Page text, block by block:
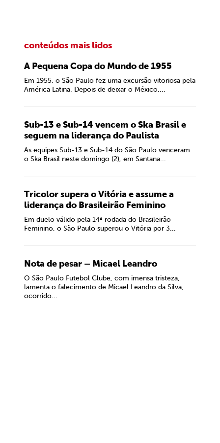
conteúdos mais lidos
A Pequena Copa do Mundo de 1955
Em 1955, o São Paulo fez uma excursão vitoriosa pela
América Latina. Depois de deixar o México,...
Sub-13 e Sub-14 vencem o Ska Brasil e
seguem na liderança do Paulista
As equipes Sub-13 e Sub-14 do São Paulo venceram
o Ska Brasil neste domingo (2), em Santana...
Tricolor supera o Vitória e assume a
liderança do Brasileirão Feminino
Em duelo válido pela 14ª rodada do Brasileirão
Feminino, o São Paulo superou o Vitória por 3...
Nota de pesar – Micael Leandro
O São Paulo Futebol Clube, com imensa tristeza,
lamenta o falecimento de Micael Leandro da Silva,
ocorrido...